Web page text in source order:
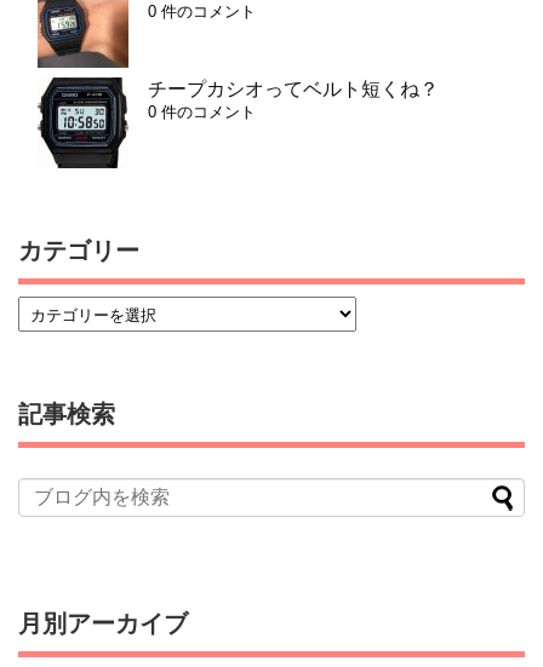
0 件のコメント
チープカシオってベルト短くね？
0 件のコメント
カテゴリー
記事検索
月別アーカイブ